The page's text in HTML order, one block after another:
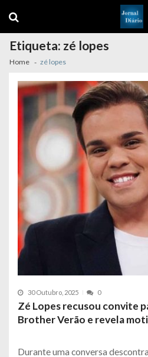
navigation
content
Etiqueta: zé lopes
Home zé lopes
30 Outubro, 2025 0
Zé Lopes recusou convite
Brother Verão e revela
Durante uma conversa